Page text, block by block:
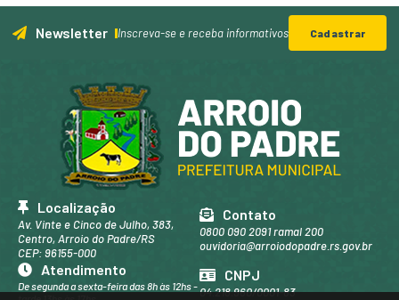
Newsletter Inscreva-se e receba informativos Cadastrar
Localização
Av. Vinte e Cinco de Julho, 383,
Centro, Arroio do Padre/RS
CEP: 96155-000
Contato
0800 090 2091 ramal 200
ouvidoria@arroiodopadre.rs.gov.br
Atendimento
De segunda a sexta-feira das 8h às 12hs -
CNPJ
04.218.960/0001-83